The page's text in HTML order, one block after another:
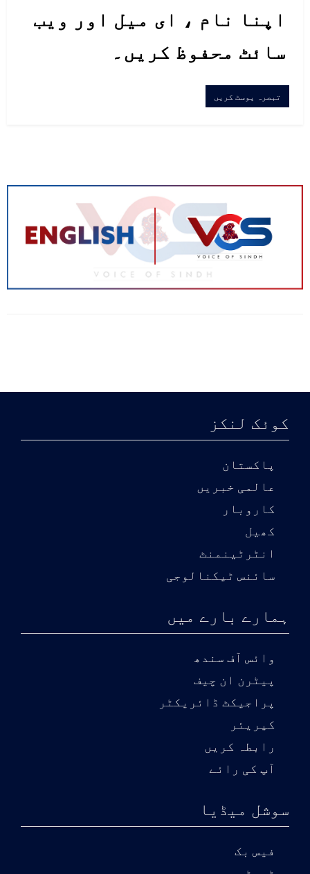
اپنا نام ، ای میل اور ویب
سائٹ محفوظ کریں۔
کوئک لنکز
پاکستان
عالمی خبریں
کاروبار
کھیل
انٹرٹینمنٹ
سائنس ٹیکنالوجی
ہمارے بارے میں
وائس آف سندھ
پیٹرن ان چیف
پراجیکٹ ڈائریکٹر
کیریئر
رابطہ کریں
آپ کی رائے
سوشل میڈیا
فیس بک